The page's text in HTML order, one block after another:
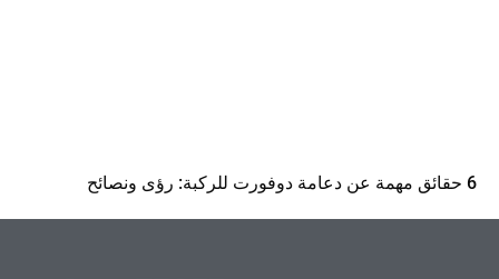
6 حقائق مهمة عن دعامة دوفورت للركبة: رؤى ونصائح